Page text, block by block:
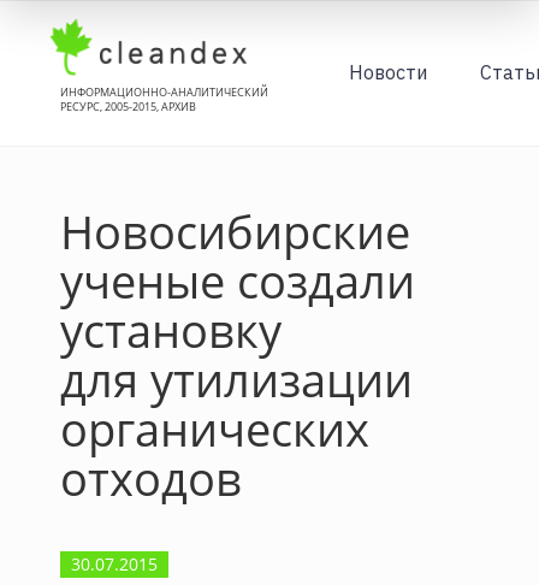
ИНФОРМАЦИОННО-АНАЛИТИЧЕСКИЙ
РЕСУРС, 2005-2015, АРХИВ
Новости
Новосибирские
ученые создали
установку
для утилизации
органических
отходов
30.07.2015